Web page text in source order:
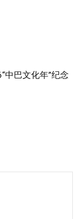
中巴文化年”纪念